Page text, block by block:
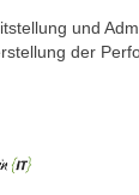
und
der